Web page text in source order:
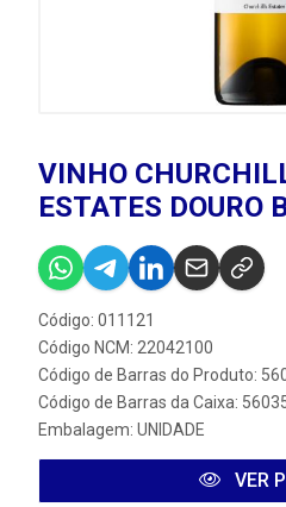
VINHO
ESTATES DOURO
Código: 011121
Código NCM: 22042100
Código de Barras do Produto:
Código de Barras da Caixa:
Embalagem: UNIDADE
VER